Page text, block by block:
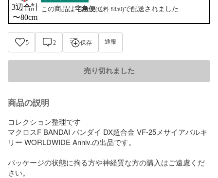
3辺合計
〜80cm
この商品は宅急便(送料 ¥850)で配送されました
5 2 保存 通報
売り切れました
商品の説明
コレクション整理です
マクロスF BANDAI バンダイ DX超合金 VF-25メサイアバルキ
リー WORLDWIDE Anniv.の出品です。
パッケージの状態に拘る方や神経質な方の購入はご遠慮くだ
さい。